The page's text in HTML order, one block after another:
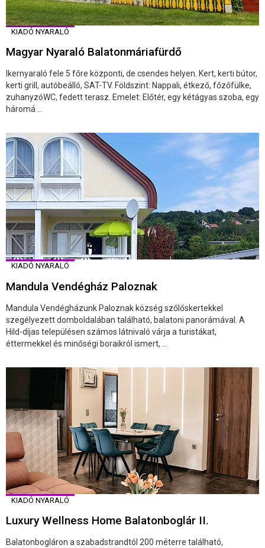
KIADÓ NYARALÓ
Magyar Nyaraló Balatonmáriafürdő
Ikernyaraló fele 5 főre központi, de csendes helyen. Kert, kerti bútor,
kerti grill, autóbeálló, SAT-TV. Földszint: Nappali, étkező, főzőfülke,
zuhanyzóWC, fedett terasz. Emelet: Előtér, egy kétágyas szoba, egy
háromá ...
KIADÓ NYARALÓ
Mandula Vendégház Paloznak
Mandula Vendégházunk Paloznak község szőlőskertekkel
szegélyezett domboldalában található, balatoni panorámával. A
Hild-díjas településen számos látnivaló várja a turistákat,
éttermekkel és minőségi boraikról ismert, ...
KIADÓ NYARALÓ
Luxury Wellness Home Balatonboglár II.
Balatonbogláron a szabadstrandtól 200 méterre található,